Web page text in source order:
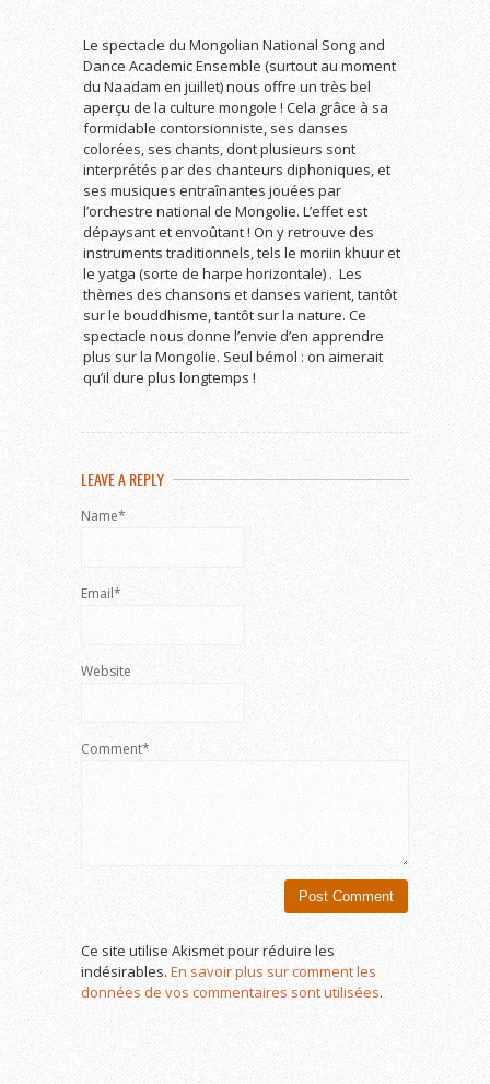
Le spectacle du Mongolian National Song and
Dance Academic Ensemble (surtout au moment
du Naadam en juillet) nous offre un très bel
aperçu de la culture mongole ! Cela grâce à sa
formidable contorsionniste, ses danses
colorées, ses chants, dont plusieurs sont
interprétés par des chanteurs diphoniques, et
ses musiques entraînantes jouées par
l’orchestre national de Mongolie. L’effet est
dépaysant et envoûtant ! On y retrouve des
instruments traditionnels, tels le moriin khuur et
le yatga (sorte de harpe horizontale) . Les
thèmes des chansons et danses varient, tantôt
sur le bouddhisme, tantôt sur la nature. Ce
spectacle nous donne l’envie d’en apprendre
plus sur la Mongolie. Seul bémol : on aimerait
qu’il dure plus longtemps !
LEAVE A REPLY
Name*
Email*
Website
Comment*
Ce site utilise Akismet pour réduire les
indésirables. En savoir plus sur comment les
données de vos commentaires sont utilisées.